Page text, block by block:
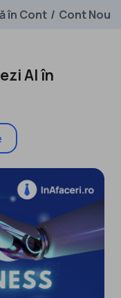
în Cont / Cont Nou
AI în